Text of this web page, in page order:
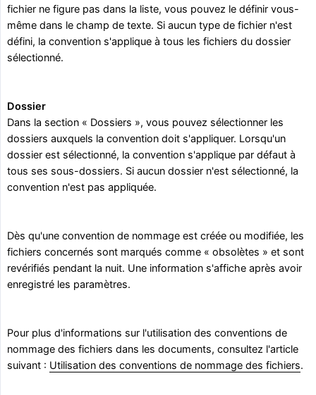
fichier ne figure pas dans la liste, vous pouvez le définir vous-
même dans le champ de texte. Si aucun type de fichier n'est
défini, la convention s'applique à tous les fichiers du dossier
sélectionné.
Dossier
Dans la section « Dossiers », vous pouvez sélectionner les
dossiers auxquels la convention doit s'appliquer. Lorsqu'un
dossier est sélectionné, la convention s'applique par défaut à
tous ses sous-dossiers. Si aucun dossier n'est sélectionné, la
convention n'est pas appliquée.
Dès qu'une convention de nommage est créée ou modifiée, les
fichiers concernés sont marqués comme « obsolètes » et sont
revérifiés pendant la nuit. Une information s'affiche après avoir
enregistré les paramètres.
Pour plus d'informations sur l'utilisation des conventions de
nommage des fichiers dans les documents, consultez l'article
suivant : Utilisation des conventions de nommage des fichiers.